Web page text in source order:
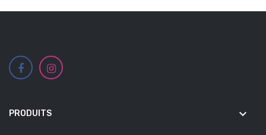
PRODUITS keyboard_arrow_down